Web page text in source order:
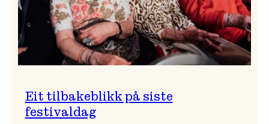
Eit tilbakeblikk på siste
festivaldag